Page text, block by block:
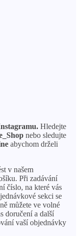
Hledejte
nebo sledujte
abychom drželi
v našem
Při zadávání
číslo, na které vás
sekci se
můžete ve volné
doručení a další
vaší objednávky